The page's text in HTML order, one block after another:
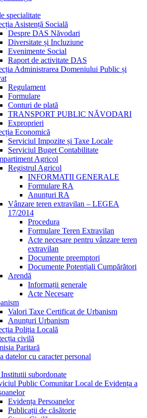
specialitate
Asistență Socială
Despre DAS Năvodari
Diversitate și Incluziune
Evenimente Social
Raport de activitate DAS
Administrarea Domeniului Public și
Regulament
Formulare
Conturi de plată
TRANSPORT PUBLIC NĂVODARI
Exproprieri
Economică
Serviciul Impozite și Taxe Locale
Serviciul Buget Contabilitate
Agricol
Registrul Agricol
INFORMATII GENERALE
Formulare RA
Anunțuri RA
Vânzare teren extravilan – LEGEA
17/2014
Procedura
Formulare Teren Extravilan
Acte necesare pentru vânzare teren
extravilan
Documente preemptori
Documente Potențiali Cumpărători
Arendă
Informații generale
Acte Necesare
Valori Taxe Certificat de Urbanism
Anunțuri Urbanism
Poliția Locală
civilă
Paritară
datelor cu caracter personal
subordonate
Public Comunitar Local de Evidența a
Evidența Persoanelor
Publicații de căsătorie